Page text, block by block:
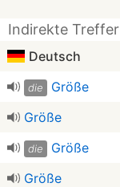
Indirekte Treffer
Deutsch
die Größe
Größe
die Größe
Größe